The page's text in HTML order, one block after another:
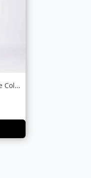
LUBNAN Men’s Ash-Blue Color Slim Fit Pre...